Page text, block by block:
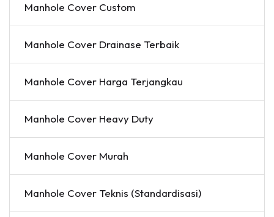
Manhole Cover Custom
Manhole Cover Drainase Terbaik
Manhole Cover Harga Terjangkau
Manhole Cover Heavy Duty
Manhole Cover Murah
Manhole Cover Teknis (Standardisasi)